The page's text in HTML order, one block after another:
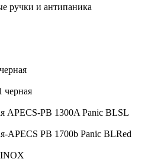
ручки и антипаника
черная
APECS-PB 1300A Panic BLSL
APECS PB 1700b Panic BLRed
INOX